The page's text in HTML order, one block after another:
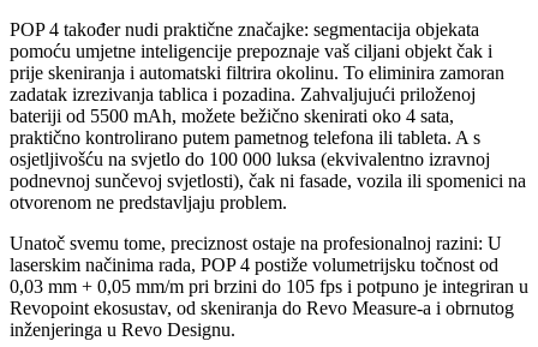
POP 4 također nudi praktične značajke: segmentacija objekata
pomoću umjetne inteligencije prepoznaje vaš ciljani objekt čak i
prije skeniranja i automatski filtrira okolinu. To eliminira zamoran
zadatak izrezivanja tablica i pozadina. Zahvaljujući priloženoj
bateriji od 5500 mAh, možete bežično skenirati oko 4 sata,
praktično kontrolirano putem pametnog telefona ili tableta. A s
osjetljivošću na svjetlo do 100 000 luksa (ekvivalentno izravnoj
podnevnoj sunčevoj svjetlosti), čak ni fasade, vozila ili spomenici na
otvorenom ne predstavljaju problem.
Unatoč svemu tome, preciznost ostaje na profesionalnoj razini: U
laserskim načinima rada, POP 4 postiže volumetrijsku točnost od
0,03 mm + 0,05 mm/m pri brzini do 105 fps i potpuno je integriran u
Revopoint ekosustav, od skeniranja do Revo Measure-a i obrnutog
inženjeringa u Revo Designu.